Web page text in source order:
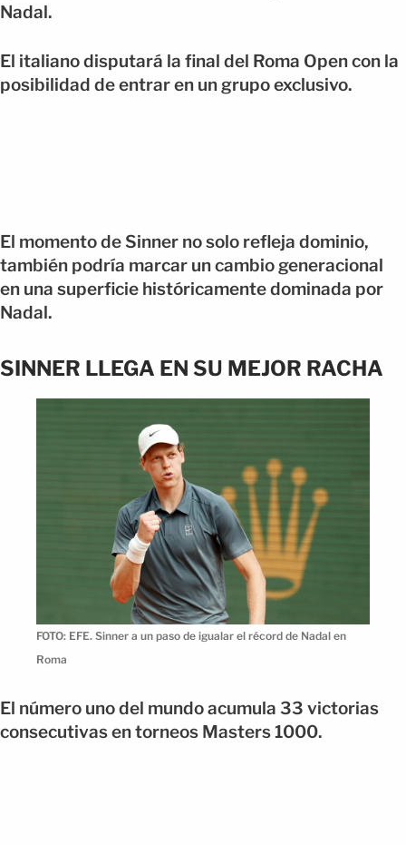
Nadal.
El italiano disputará la final del Roma Open con la
posibilidad de entrar en un grupo exclusivo.
El momento de Sinner no solo refleja dominio,
también podría marcar un cambio generacional
en una superficie históricamente dominada por
Nadal.
SINNER LLEGA EN SU MEJOR RACHA
FOTO: EFE. Sinner a un paso de igualar el récord de Nadal en
Roma
El número uno del mundo acumula 33 victorias
consecutivas en torneos Masters 1000.